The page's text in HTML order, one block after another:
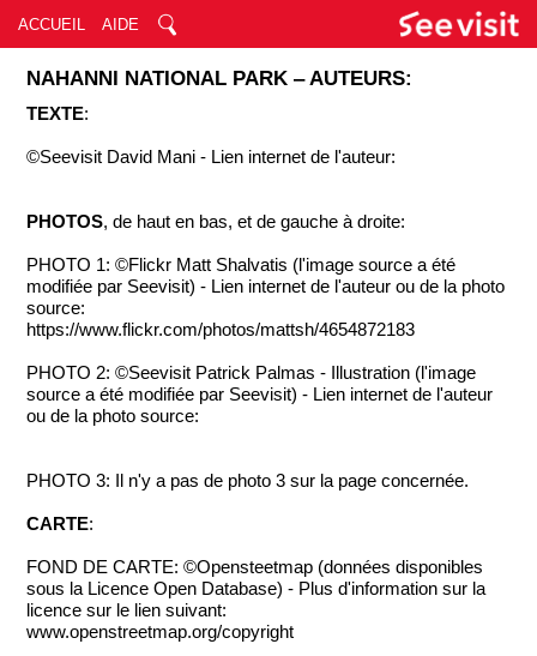
ACCUEIL AIDE
NAHANNI NATIONAL PARK ‒ AUTEURS:
TEXTE:
©Seevisit David Mani - Lien internet de l'auteur:
PHOTOS, de haut en bas, et de gauche à droite:
PHOTO 1: ©Flickr Matt Shalvatis (l'image source a été
modifiée par Seevisit) - Lien internet de l'auteur ou de la photo
source:
https://www.flickr.com/photos/mattsh/4654872183
PHOTO 2: ©Seevisit Patrick Palmas - Illustration (l'image
source a été modifiée par Seevisit) - Lien internet de l'auteur
ou de la photo source:
PHOTO 3: Il n'y a pas de photo 3 sur la page concernée.
CARTE:
FOND DE CARTE: ©Opensteetmap (données disponibles
sous la Licence Open Database) - Plus d'information sur la
licence sur le lien suivant:
www.openstreetmap.org/copyright